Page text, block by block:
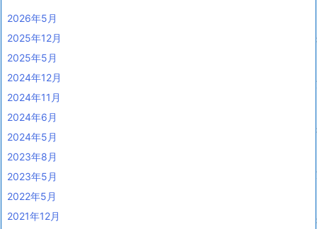
2026年5月
2025年12月
2025年5月
2024年12月
2024年11月
2024年6月
2024年5月
2023年8月
2023年5月
2022年5月
2021年12月